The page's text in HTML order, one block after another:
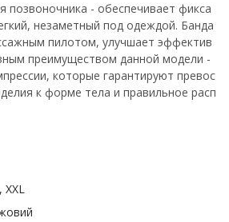
позвоночника - обеспечивает фикса
незаметный под одеждой. Банда
пилотом, улучшает эффектив
преимуществом данной модели -
которые гарантируют превос
к форме тела и правильное расп
XXL